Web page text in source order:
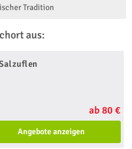
Tradition
aus:
ab 80 €
Angebote anzeigen